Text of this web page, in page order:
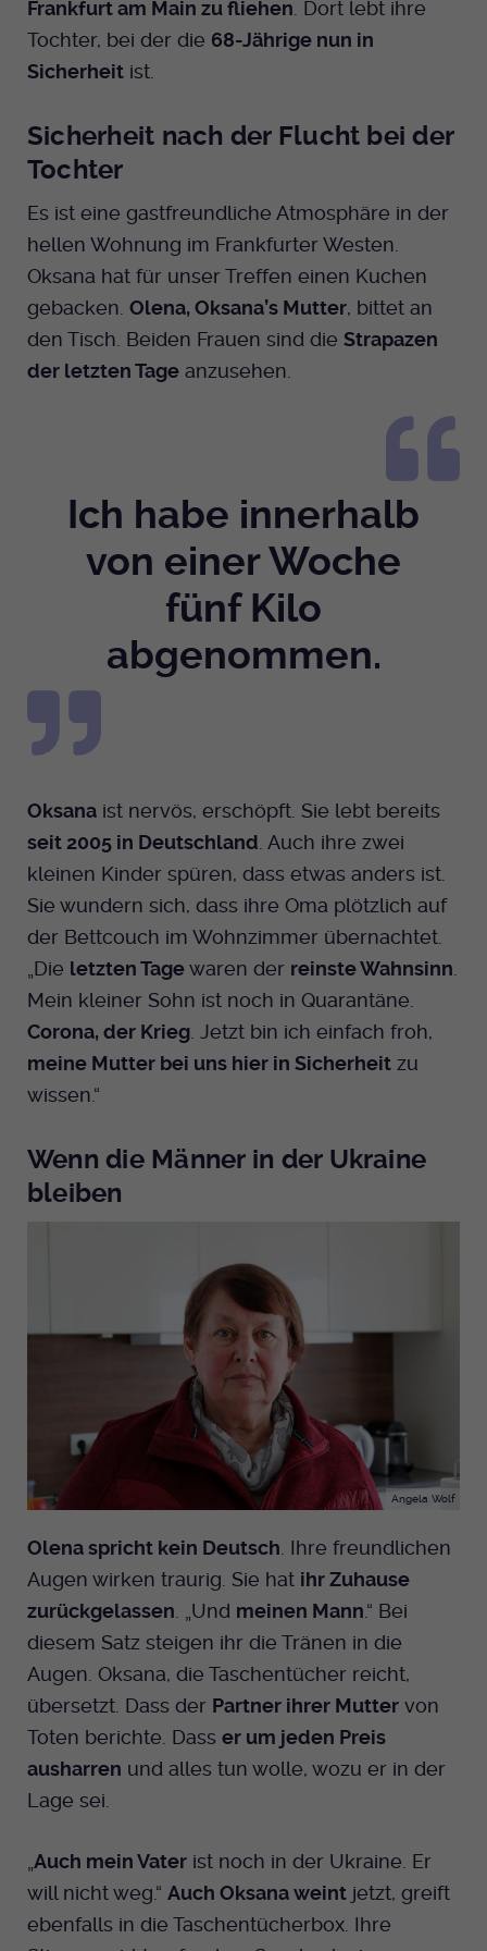
Frankfurt am Main zu fliehen . Dort lebt ihre
Tochter, bei der die 68-Jährige nun in
Sicherheit ist.
Sicherheit nach der Flucht bei der
Tochter
Es ist eine gastfreundliche Atmosphäre in der
hellen Wohnung im Frankfurter Westen.
Oksana hat für unser Treffen einen Kuchen
gebacken. Olena, Oksana’s Mutter, bittet an
den Tisch. Beiden Frauen sind die Strapazen
der letzten Tage anzusehen.
Ich habe innerhalb
von einer Woche
fünf Kilo
abgenommen.
Oksana ist nervös, erschöpft. Sie lebt bereits
seit 2005 in Deutschland . Auch ihre zwei
kleinen Kinder spüren, dass etwas anders ist.
Sie wundern sich, dass ihre Oma plötzlich auf
der Bettcouch im Wohnzimmer übernachtet.
„Die letzten Tagewaren der reinste Wahnsinn
Mein kleiner Sohn ist noch in Quarantäne.
Corona, der Krieg . Jetzt bin ich einfach froh,
meine Mutter bei uns hier in Sicherheit zu
wissen.“
Wenn die Männer in der Ukraine
bleiben
Angela Wolf
Olena spricht kein Deutsch . Ihre freundlichen
Augen wirken traurig. Sie hat ihr Zuhause
zurückgelassen . „Und meinen Mann.“ Bei
diesem Satz steigen ihr die Tränen in die
Augen. Oksana, die Taschentücher reicht,
übersetzt. Dass der Partner ihrer Mutter von
Toten berichte. Dass er um jeden Preis
ausharren und alles tun wolle, wozu er in der
Lage sei.
Auch mein Vater ist noch in der Ukraine. Er
will nicht weg.“ Auch Oksana weint jetzt, greift
ebenfalls in die Taschentücherbox. Ihre
Zweck
Dieser Cookie wird genutzt um
festzustellen ob ein Benutzer im TYPO3
Name
Anbieter EKHN
Ende der Sitzung
Zweck
Dieser Cookie wird genutzt um
festzustellen ob ein Benutzer im TYPO3
Frontend eingelogged ist und die Seite
bearbeiten darf.
Anbieter EKHN
Laufzeit Ende der Sitzung
PHP Daten Identifikator, der gesetzt wird
wenn die PHP session() Methode benutzt
wird.
Name
Laufzeit Ende der Sitzung
Zweck
Notwendig zum sicheren Betrieb der
Name cookie_optin-[n]
Laufzeit
Bei Ausahl nur essentieller Cookies wird
Zweck
Dient zur Speicherung der Cookie Opt-In
Name _pk_id.424
Laufzeit 13 Monate
_pk_ses.424
Anbieter Medienhaus der EKHN GmbH
Laufzeit 30 Minuten
Name mtm_cookie_consent
Anbieter Medienhaus der EKHN GmbH
1 Jahr
Speicherung der Cookie Constent
Einstellungen
Cookie-Informationen anzeigen
Reichweiten Analyse
Name
Anbieter
Laufzeit 3 Monate
Youtube
Facebook
Instagram
Spotify